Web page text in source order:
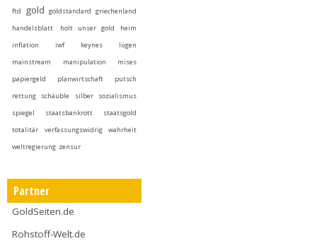
ftd
gold goldstandard griechenland
handelsblatt
holt unser gold heim
inflation
iwf keynes
lügen
mainstream
manipulation
mises
papiergeld
planwirtschaft
putsch
rettung
schäuble silber
sozialismus
spiegel
staatsbankrott
staatsgold
totalitär
verfassungswidrig
wahrheit
weltregierung zensur
Partner
GoldSeiten.de
Rohstoff-Welt.de